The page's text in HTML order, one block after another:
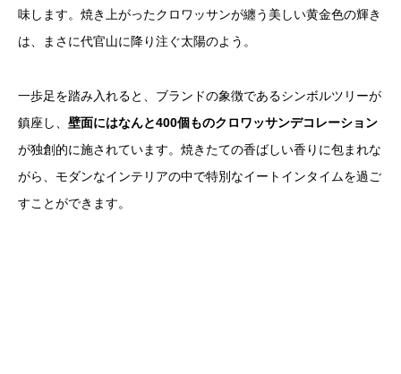
味します。焼き上がったクロワッサンが纏う美しい黄金色の輝き
は、まさに代官山に降り注ぐ太陽のよう。
一歩足を踏み入れると、ブランドの象徴であるシンボルツリーが
鎮座し、 壁面にはなんと400個ものクロワッサンデコレーション
が独創的に施されています。焼きたての香ばしい香りに包まれな
がら、モダンなインテリアの中で特別なイートインタイムを過ご
すことができます。